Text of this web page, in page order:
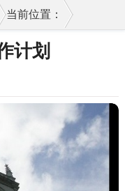
当前位置：
计划